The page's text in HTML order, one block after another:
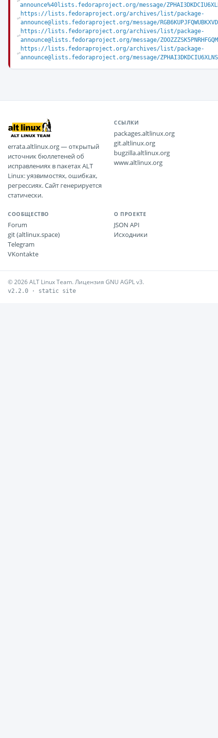
announce%40lists.fedoraproject.org/message/
https://lists.fedoraproject.org/archives/list/package-
announce@lists.fedoraproject.org/message/
https://lists.fedoraproject.org/archives/list/package-
announce@lists.fedoraproject.org/message/
https://lists.fedoraproject.org/archives/list/package-
announce@lists.fedoraproject.org/message/
errata.altlinux.org — открытый
источник бюллетеней об
исправлениях в пакетах ALT
Linux: уязвимостях, ошибках,
регрессиях. Сайт генерируется
статически.
ССЫЛКИ
packages.altlinux.org
git.altlinux.org
bugzilla.altlinux.org
www.altlinux.org
СООБЩЕСТВО
Forum
git (altlinux.space)
Telegram
VKontakte
О ПРОЕКТЕ
JSON API
Исходники
© 2026 ALT Linux Team. Лицензия GNU AGPL v3.
v2.2.0 · static site